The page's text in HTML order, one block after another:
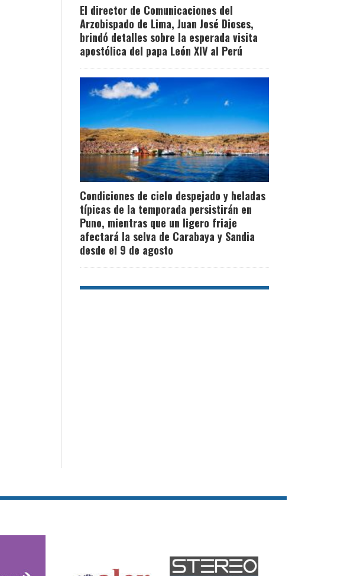
El director de Comunicaciones del
Arzobispado de Lima, Juan José Dioses,
brindó detalles sobre la esperada visita
apostólica del papa León XIV al Perú
Condiciones de cielo despejado y heladas
típicas de la temporada persistirán en
Puno, mientras que un ligero friaje
afectará la selva de Carabaya y Sandia
desde el 9 de agosto